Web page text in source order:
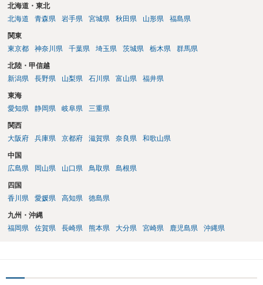
北海道・東北
北海道
青森県 岩手県 宮城県 秋田県 山形県 福島県
関東
東京都
神奈川県 千葉県 埼玉県 茨城県 栃木県 群馬県
北陸・甲信越
新潟県
長野県 山梨県 石川県 富山県 福井県
東海
愛知県
静岡県 岐阜県 三重県
関西
大阪府
兵庫県 京都府 滋賀県 奈良県 和歌山県
中国
広島県
岡山県 山口県 鳥取県 島根県
四国
香川県
愛媛県 高知県 徳島県
九州・沖縄
福岡県
佐賀県 長崎県 熊本県 大分県 宮崎県 鹿児島県 沖縄県